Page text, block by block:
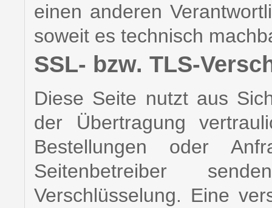
einen anderen
soweit es technisch
SSL- bzw. TLS-
Diese Seite nutzt aus
der Übertragung
Bestellungen oder
Seitenbetreiber
Verschlüsselung. Eine